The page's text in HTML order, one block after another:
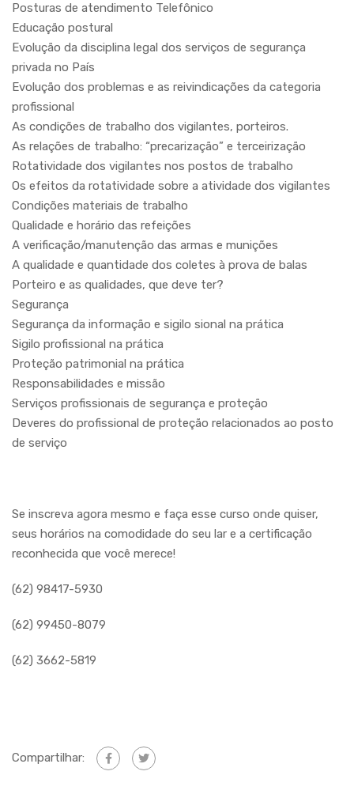
Posturas de atendimento Telefônico
Educação postural
Evolução da disciplina legal dos serviços de segurança
privada no País
Evolução dos problemas e as reivindicações da categoria
profissional
As condições de trabalho dos vigilantes, porteiros.
As relações de trabalho: “precarização” e terceirização
Rotatividade dos vigilantes nos postos de trabalho
Os efeitos da rotatividade sobre a atividade dos vigilantes
Condições materiais de trabalho
Qualidade e horário das refeições
A verificação/manutenção das armas e munições
A qualidade e quantidade dos coletes à prova de balas
Porteiro e as qualidades, que deve ter?
Segurança
Segurança da informação e sigilo sional na prática
Sigilo profissional na prática
Proteção patrimonial na prática
Responsabilidades e missão
Serviços profissionais de segurança e proteção
Deveres do profissional de proteção relacionados ao posto
de serviço
Se inscreva agora mesmo e faça esse curso onde quiser,
seus horários na comodidade do seu lar e a certificação
reconhecida que você merece!
(62) 98417-5930
(62) 99450-8079
(62) 3662-5819
Compartilhar: